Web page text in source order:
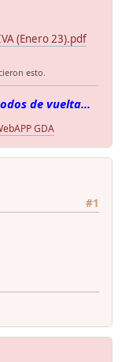
(Enero 23).pdf
esto.
de vuelta...
GDA
#1